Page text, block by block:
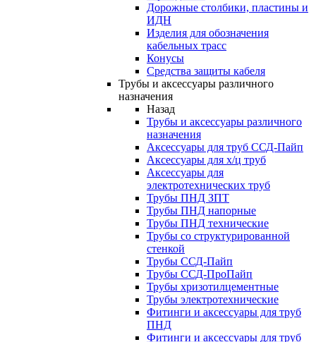
Дорожные столбики, пластины и
ИДН
Изделия для обозначения
кабельных трасс
Конусы
Средства защиты кабеля
Трубы и аксессуары различного
назначения
Назад
Трубы и аксессуары различного
назначения
Аксессуары для труб ССД-Пайп
Аксессуары для х/ц труб
Аксессуары для
электротехнических труб
Трубы ПНД ЗПТ
Трубы ПНД напорные
Трубы ПНД технические
Трубы со структурированной
стенкой
Трубы ССД-Пайп
Трубы ССД-ПроПайп
Трубы хризотилцементные
Трубы электротехнические
Фитинги и аксессуары для труб
ПНД
Фитинги и аксессуары для труб